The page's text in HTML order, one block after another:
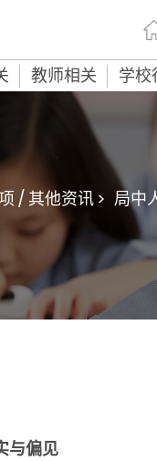
教师相关 学校
/ 其他资讯 > 局中
与偏见